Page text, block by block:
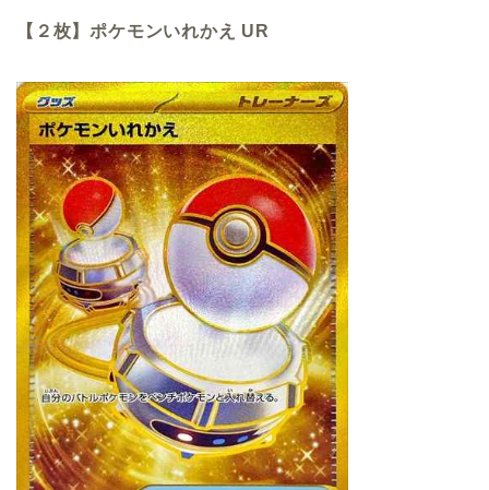
【２枚】ポケモンいれかえ UR